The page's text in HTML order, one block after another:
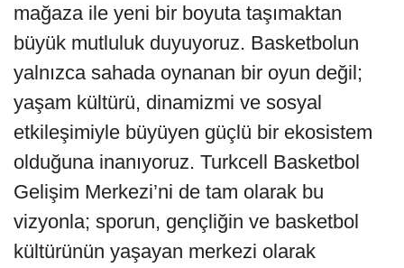
mağaza ile yeni bir boyuta taşımaktan
büyük mutluluk duyuyoruz. Basketbolun
yalnızca sahada oynanan bir oyun değil;
yaşam kültürü, dinamizmi ve sosyal
etkileşimiyle büyüyen güçlü bir ekosistem
olduğuna inanıyoruz. Turkcell Basketbol
Gelişim Merkezi’ni de tam olarak bu
vizyonla; sporun, gençliğin ve basketbol
kültürünün yaşayan merkezi olarak